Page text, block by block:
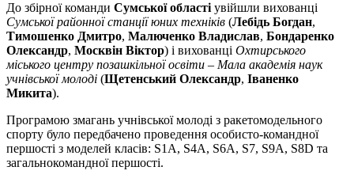
До збірної команди Сумської областіувійшли вихованці
Сумської районної станції юних техніків (Лебідь Богдан,
Тимошенко Дмитро, Малюченко Владислав, Бондаренко
Олександр, Москвін Віктор) і вихованці Охтирського
міського центру позашкільної освіти – Мала академія наук
учнівської молоді (Щетенський Олександр, Іваненко
Микита).
Програмою змагань учнівської молоді з ракетомодельного
спорту було передбачено проведення особисто-командної
першості з моделей класів: S1A, S4A, S6A, S7, S9A, S8D та
загальнокомандної першості.